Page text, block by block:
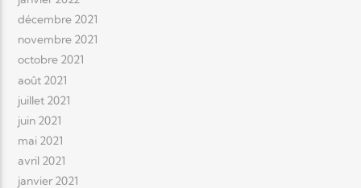
décembre 2021
novembre 2021
octobre 2021
août 2021
juillet 2021
juin 2021
mai 2021
avril 2021
janvier 2021